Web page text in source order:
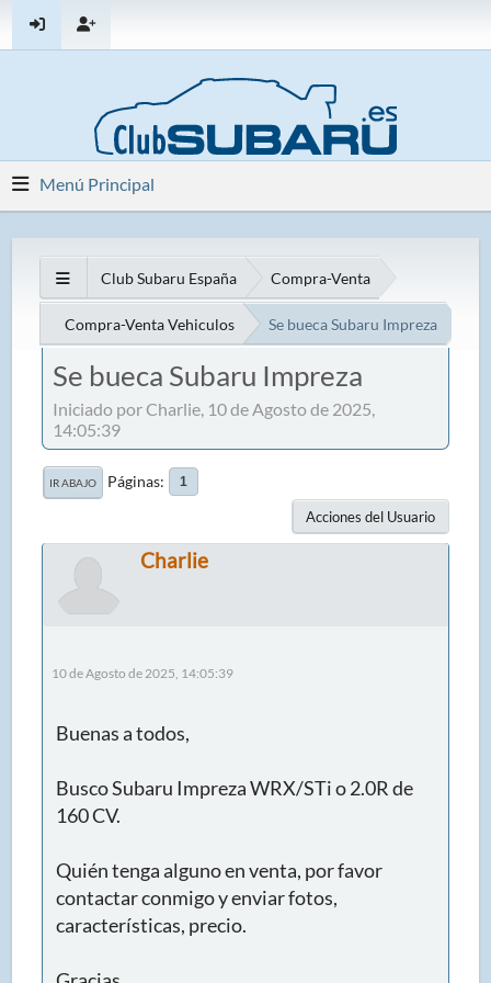
Menú Principal
Club Subaru España Compra-Venta
Compra-Venta Vehiculos Se bueca Subaru Impreza
Se bueca Subaru Impreza
Iniciado por Charlie, 10 de Agosto de 2025,
14:05:39
IR ABAJO Páginas 1
Acciones del Usuario
Charlie
10 de Agosto de 2025, 14:05:39
Buenas a todos,
Busco Subaru Impreza WRX/STi o 2.0R de
160 CV.
Quién tenga alguno en venta, por favor
contactar conmigo y enviar fotos,
características, precio.